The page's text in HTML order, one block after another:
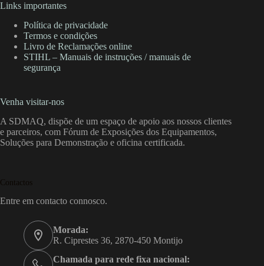
Links importantes
Política de privacidade
Termos e condições
Livro de Reclamações online
STIHL – Manuais de instruções / manuais de
segurança
Venha visitar-nos
A SDMAQ, dispõe de um espaço de apoio aos nossos clientes
e parceiros, com Fórum de Exposições dos Equipamentos,
Soluções para Demonstração e oficina certificada.
Contactos
Entre em contacto connosco.
Morada:
R. Ciprestes 36, 2870-450 Montijo
Chamada para rede fixa nacional: